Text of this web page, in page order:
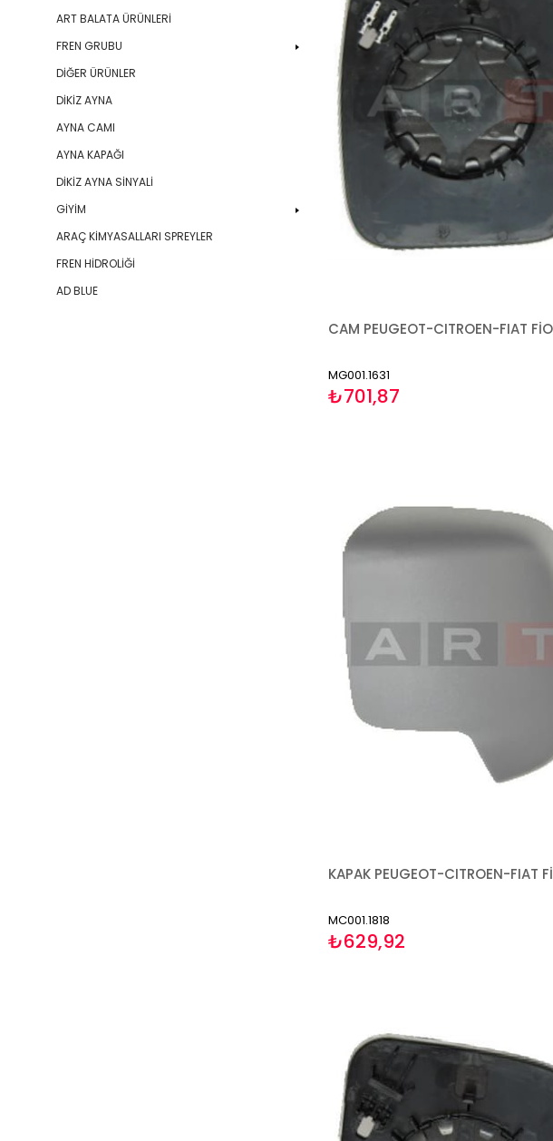
ART BALATA ÜRÜNLERİ
FREN GRUBU
DİĞER ÜRÜNLER
DİKİZ AYNA
AYNA CAMI
AYNA KAPAĞI
DİKİZ AYNA SİNYALİ
GİYİM
ARAÇ KİMYASALLARI SPREYLER
FREN HİDROLİĞİ
AD BLUE
MG001.1631
₺701,87
MC001.1818
₺629,92